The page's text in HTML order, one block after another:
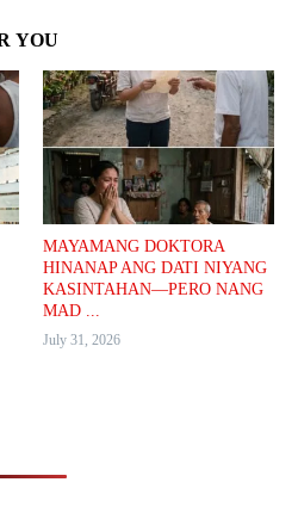
YOU
MAYAMANG DOKTORA
HINANAP ANG DATI NIYANG
KASINTAHAN—PERO NANG
MAD ...
July 31, 2026